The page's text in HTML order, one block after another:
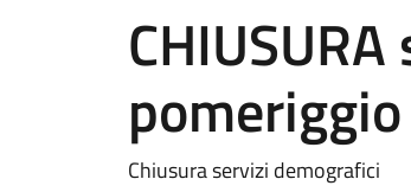
Chiusura servizi demografici